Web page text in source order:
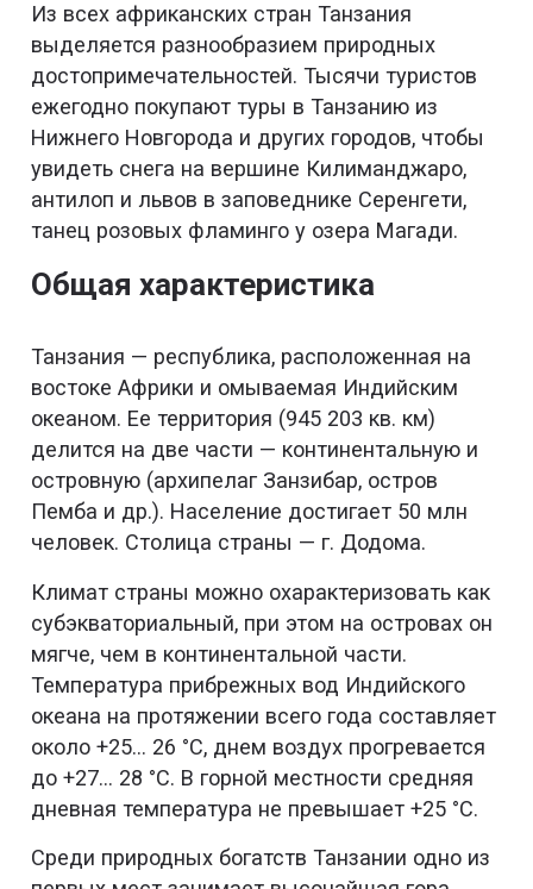
Из всех африканских стран Танзания
выделяется разнообразием природных
достопримечательностей. Тысячи туристов
ежегодно покупают туры в Танзанию из
Нижнего Новгорода и других городов, чтобы
увидеть снега на вершине Килиманджаро,
антилоп и львов в заповеднике Серенгети,
танец розовых фламинго у озера Магади.
Общая характеристика
Танзания — республика, расположенная на
востоке Африки и омываемая Индийским
океаном. Ее территория (945 203 кв. км)
делится на две части — континентальную и
островную (архипелаг Занзибар, остров
Пемба и др.). Население достигает 50 млн
человек. Столица страны — г. Додома.
Климат страны можно охарактеризовать как
субэкваториальный, при этом на островах он
мягче, чем в континентальной части.
Температура прибрежных вод Индийского
океана на протяжении всего года составляет
около +25... 26 °С, днем воздух прогревается
до +27... 28 °С. В горной местности средняя
дневная температура не превышает +25 °С.
Среди природных богатств Танзании одно из